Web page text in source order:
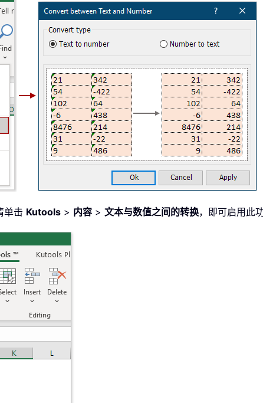
单击 Kutools > 内容 > 文本与数值之间的转换，即可启用此功